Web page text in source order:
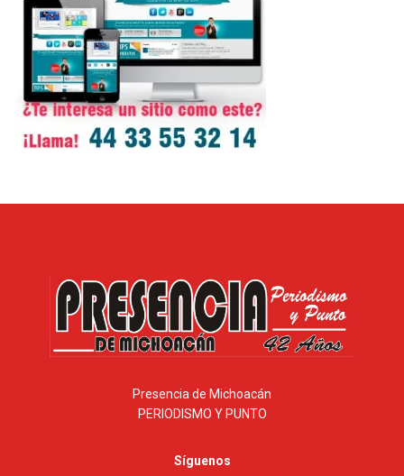
Presencia de Michoacán
PERIODISMO Y PUNTO
Síguenos